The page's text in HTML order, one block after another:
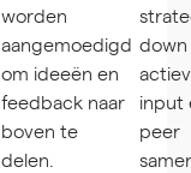
worden
aangemoedigd
om ideeën en
feedback naar
boven te
delen.
input
peer